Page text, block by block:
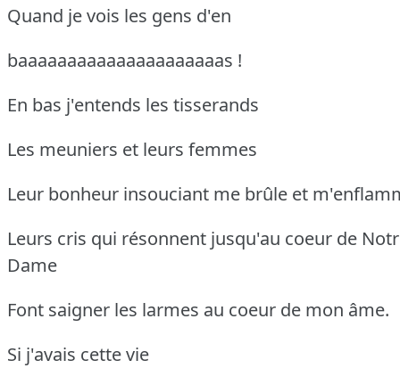
Quand je vois les gens d'en
baaaaaaaaaaaaaaaaaaaaas !
En bas j'entends les tisserands
Les meuniers et leurs femmes
Leur bonheur insouciant me brûle et
Leurs cris qui résonnent jusqu'au coeur de
Dame
Font saigner les larmes au coeur de mon âme.
Si j'avais cette vie